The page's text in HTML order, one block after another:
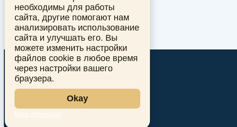
необходимы для работы
сайта, другие помогают нам
анализировать использование
сайта и улучшать его. Вы
можете изменить настройки
файлов cookie в любое время
через настройки вашего
браузера.
Okay
More information